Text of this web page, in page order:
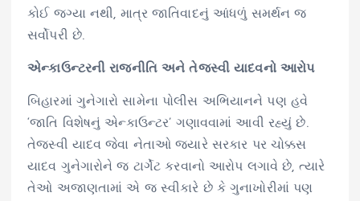
કોઈ જગ્યા નથી, માત્ર જાતિવાદનું આંધળું સમર્થન જ
સર્વોપરી છે.
એન્કાઉન્ટરની રાજનીતિ અને તેજસ્વી યાદવનો આરોપ
બિહારમાં ગુનેગારો સામેના પોલીસ અભિયાનને પણ હવે
‘જાતિ વિશેષનું એન્કાઉન્ટર’ ગણાવવામાં આવી રહ્યું છે.
તેજસ્વી યાદવ જેવા નેતાઓ જ્યારે સરકાર પર ચોક્કસ
યાદવ ગુનેગારોને જ ટાર્ગેટ કરવાનો આરોપ લગાવે છે, ત્યારે
તેઓ અજાણતામાં એ જ સ્વીકારે છે કે ગુનાખોરીમાં પણ